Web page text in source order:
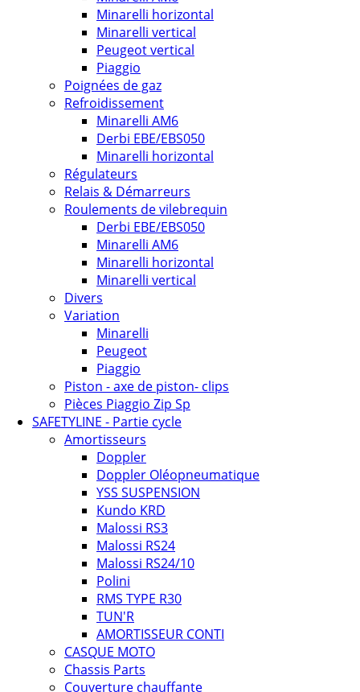
Minarelli horizontal
Minarelli vertical
Peugeot vertical
Piaggio
Poignées de gaz
Refroidissement
Minarelli AM6
Derbi EBE/EBS050
Minarelli horizontal
Régulateurs
Relais & Démarreurs
Roulements de vilebrequin
Derbi EBE/EBS050
Minarelli AM6
Minarelli horizontal
Minarelli vertical
Divers
Variation
Minarelli
Peugeot
Piaggio
Piston - axe de piston- clips
Pièces Piaggio Zip Sp
SAFETYLINE - Partie cycle
Amortisseurs
Doppler
Doppler Oléopneumatique
YSS SUSPENSION
Kundo KRD
Malossi RS3
Malossi RS24
Malossi RS24/10
Polini
RMS TYPE R30
TUN'R
AMORTISSEUR CONTI
CASQUE MOTO
Chassis Parts
Couverture chauffante